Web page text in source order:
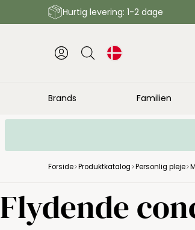
Hurtig levering: 1-2 dage
Brands Familien
Forside Produktkatalog Personlig pleje
Flydende